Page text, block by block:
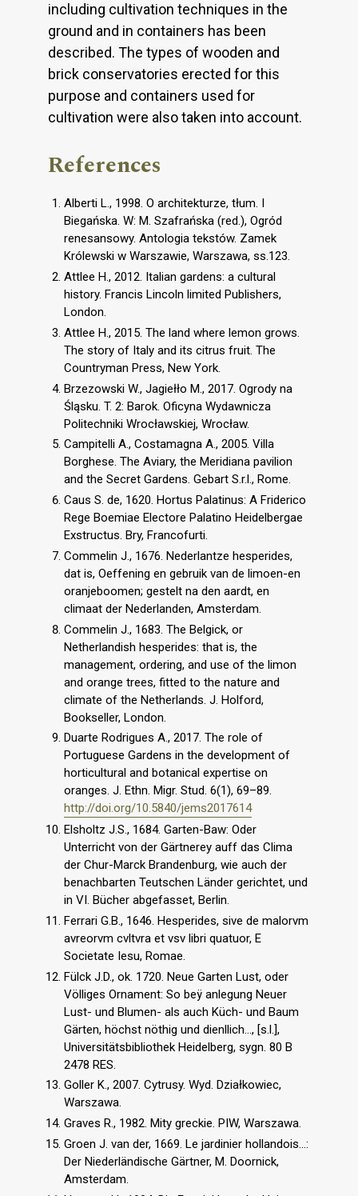
including cultivation techniques in the
ground and in containers has been
described. The types of wooden and
brick conservatories erected for this
purpose and containers used for
cultivation were also taken into account.
References
Alberti L., 1998. O architekturze, tłum. I
Biegańska. W: M. Szafrańska (red.), Ogród
renesansowy. Antologia tekstów. Zamek
Królewski w Warszawie, Warszawa, ss.123.
Attlee H., 2012. Italian gardens: a cultural
history. Francis Lincoln limited Publishers,
London.
Attlee H., 2015. The land where lemon grows.
The story of Italy and its citrus fruit. The
Countryman Press, New York.
Brzezowski W., Jagiełło M., 2017. Ogrody na
Śląsku. T. 2: Barok. Oficyna Wydawnicza
Politechniki Wrocławskiej, Wrocław.
Campitelli A., Costamagna A., 2005. Villa
Borghese. The Aviary, the Meridiana pavilion
and the Secret Gardens. Gebart S.r.l., Rome.
Caus S. de, 1620. Hortus Palatinus: A Friderico
Rege Boemiae Electore Palatino Heidelbergae
Exstructus. Bry, Francofurti.
Commelin J., 1676. Nederlantze hesperides,
dat is, Oeffening en gebruik van de limoen-en
oranjeboomen; gestelt na den aardt, en
climaat der Nederlanden, Amsterdam.
Commelin J., 1683. The Belgick, or
Netherlandish hesperides: that is, the
management, ordering, and use of the limon
and orange trees, fitted to the nature and
climate of the Netherlands. J. Holford,
Bookseller, London.
Duarte Rodrigues A., 2017. The role of
Portuguese Gardens in the development of
horticultural and botanical expertise on
oranges. J. Ethn. Migr. Stud. 6(1), 69–89.
http://doi.org/10.5840/jems2017614
Elsholtz J.S., 1684. Garten-Baw: Oder
Unterricht von der Gärtnerey auff das Clima
der Chur-Marck Brandenburg, wie auch der
benachbarten Teutschen Länder gerichtet, und
in VI. Bücher abgefasset, Berlin.
Ferrari G.B., 1646. Hesperides, sive de malorvm
avreorvm cvltvra et vsv libri quatuor, E
Societate Iesu, Romae.
Fülck J.D., ok. 1720. Neue Garten Lust, oder
Völliges Ornament: So beÿ anlegung Neuer
Lust- und Blumen- als auch Küch- und Baum
Gärten, höchst nöthig und dienllich..., [s.l.],
Universitätsbibliothek Heidelberg, sygn. 80 B
2478 RES.
Goller K., 2007. Cytrusy. Wyd. Działkowiec,
Warszawa.
Graves R., 1982. Mity greckie. PIW, Warszawa.
Groen J. van der, 1669. Le jardinier hollandois...:
Der Niederländische Gärtner, M. Doornick,
Amsterdam.